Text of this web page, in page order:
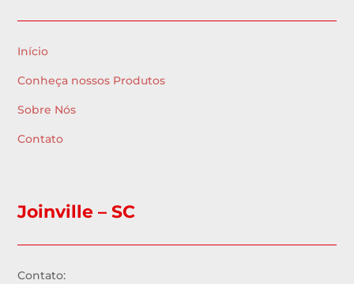
Início
Conheça nossos Produtos
Sobre Nós
Contato
Joinville – SC
Contato: